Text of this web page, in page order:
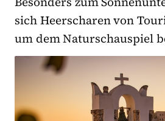
sich Heerscharen von
um dem Naturschauspiel